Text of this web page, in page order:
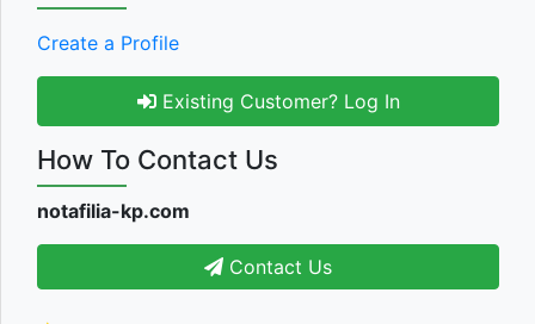
Create a Profile
Existing Customer? Log In
How To Contact Us
notafilia-kp.com
Contact Us